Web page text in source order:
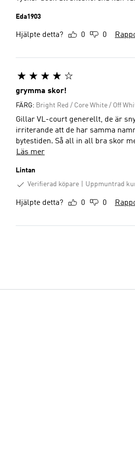
Eda1903
Hjälpte detta? 0 0
grymma skor!
FÄRG: Bright Red / Core White / Off
Gillar VL-court generellt, de är
irriterande att de har samma
bytestiden. Så all in all bra skor
Läs mer
Lintan
Verifierad köpare
Uppmuntrad
Hjälpte detta? 0 0